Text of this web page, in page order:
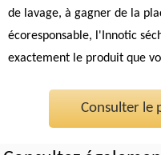
de lavage, à gagner de la
écoresponsable, l'Innotic
exactement le produit que
Consulter le